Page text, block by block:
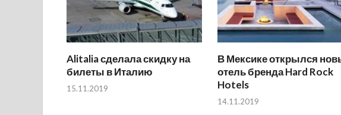
Alitalia сделала скидку на
билеты в Италию
15.11.2019
В Мексике открылся
отель бренда Hard Rock
Hotels
14.11.2019